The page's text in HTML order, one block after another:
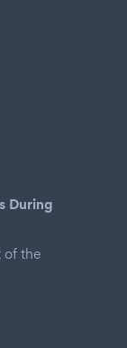
During
of the